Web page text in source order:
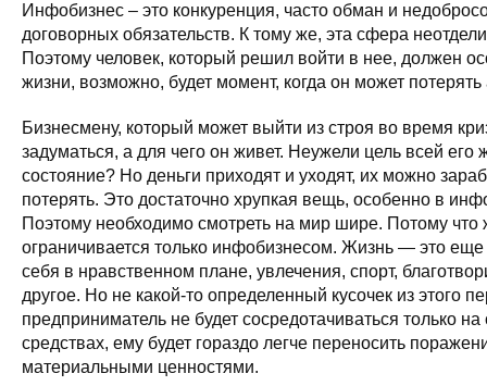
Инфобизнес – это конкуренция, часто обман и
договорных обязательств. К тому же, эта сфера
Поэтому человек, который решил войти в нее, должен
жизни, возможно, будет момент, когда он может
Бизнесмену, который может выйти из строя во время
задуматься, а для чего он живет. Неужели цель всей его
состояние? Но деньги приходят и уходят, их можно
потерять. Это достаточно хрупкая вещь, особенно в
Поэтому необходимо смотреть на мир шире. Потому что
ограничивается только инфобизнесом. Жизнь — это еще
себя в нравственном плане, увлечения, спорт,
другое. Но не какой-то определенный кусочек из этого
предприниматель не будет сосредотачиваться только
средствах, ему будет гораздо легче переносить
материальными ценностями.